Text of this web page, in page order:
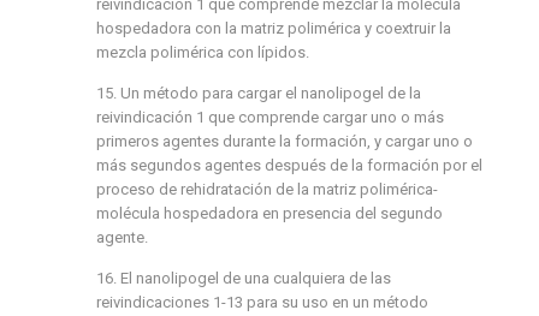
reivindicación 1 que comprende mezclar la molécula
hospedadora con la matriz polimérica y coextruir la
mezcla polimérica con lípidos.
15. Un método para cargar el nanolipogel de la
reivindicación 1 que comprende cargar uno o más
primeros agentes durante la formación, y cargar uno o
más segundos agentes después de la formación por el
proceso de rehidratación de la matriz polimérica-
molécula hospedadora en presencia del segundo
agente.
16. El nanolipogel de una cualquiera de las
reivindicaciones 1-13 para su uso en un método